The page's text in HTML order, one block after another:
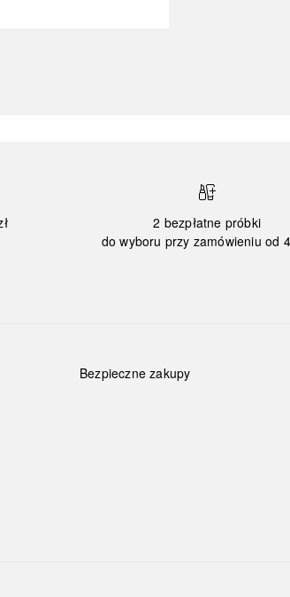
2 bezpłatne próbki
do wyboru przy zamówieniu od
Bezpieczne zakupy